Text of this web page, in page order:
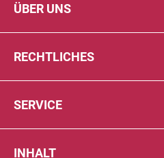
ÜBER UNS
RECHTLICHES
SERVICE
INHALT